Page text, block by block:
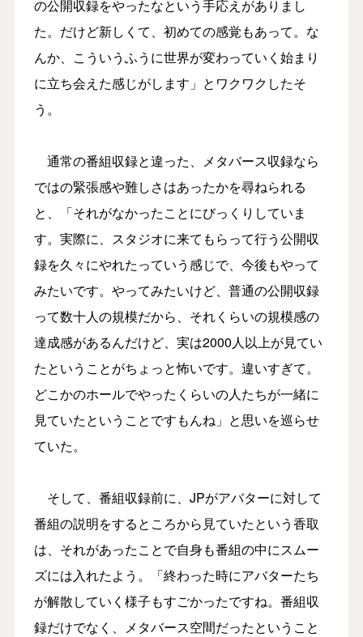
の公開収録をやったなという手応えがありまし
た。だけど新しくて、初めての感覚もあって。な
んか、こういうふうに世界が変わっていく始まり
に立ち会えた感じがします」とワクワクしたそ
う。
通常の番組収録と違った、メタバース収録なら
ではの緊張感や難しさはあったかを尋ねられる
と、「それがなかったことにびっくりしていま
す。実際に、スタジオに来てもらって行う公開収
録を久々にやれたっていう感じで、今後もやって
みたいです。やってみたいけど、普通の公開収録
って数十人の規模だから、それくらいの規模感の
達成感があるんだけど、実は2000人以上が見てい
たということがちょっと怖いです。違いすぎて。
どこかのホールでやったくらいの人たちが一緒に
見ていたということですもんね」と思いを巡らせ
ていた。
そして、番組収録前に、JPがアバターに対して
番組の説明をするところから見ていたという香取
は、それがあったことで自身も番組の中にスムー
ズには入れたよう。「終わった時にアバターたち
が解散していく様子もすごかったですね。番組収
録だけでなく、メタバース空間だったということ